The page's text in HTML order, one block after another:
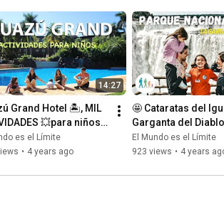
14:27
Grand Hotel 🏝️, MIL
💥para niños
Cataratas,
es el Límite
• 4 years ago
🤩 Cataratas del
Garganta del
Pandemia
El Mundo es el Límite
923 views • 4 years